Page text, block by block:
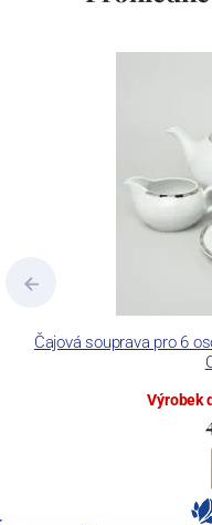
včetně ochranné
pecemi a vtavnou
Concordia Lesov používá
Čajová souprava pro 6
Výrobek